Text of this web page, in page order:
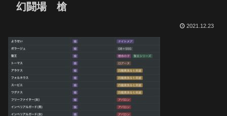
幻闘場 槍
2021.12.23